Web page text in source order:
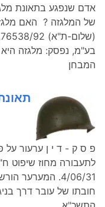
אדם שנפגע בתאונת
של המלגזה ? האם
בע"מ, נפסק: מלגזה
המבחן
פ ס ק - ד י ן
4/06/31.